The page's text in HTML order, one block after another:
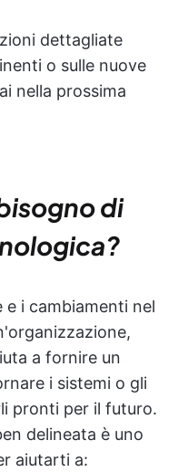
dettagliate
o sulle nuove
nella prossima
di
i cambiamenti nel
a fornire un
i sistemi o gli
pronti per il futuro.
delineata è uno
aiutarti a: